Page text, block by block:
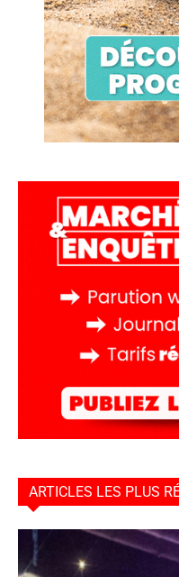
ARTICLES LES PLUS